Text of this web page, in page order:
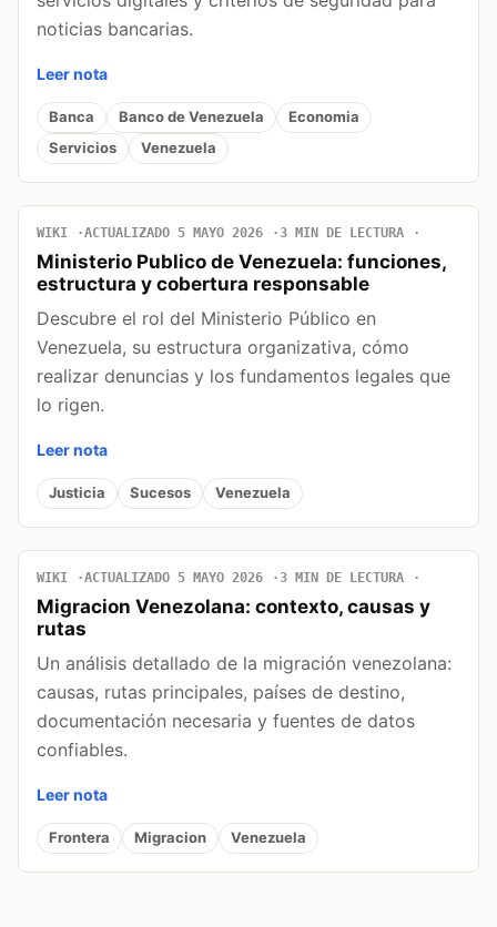
noticias bancarias.
Leer nota
Banca Banco de Venezuela
Economia
Servicios
Venezuela
WIKI ACTUALIZADO 5 MAYO 2026 3 MIN DE LECTURA
Ministerio Publico de Venezuela: funciones,
estructura y cobertura responsable
Descubre el rol del Ministerio Público en
Venezuela, su estructura organizativa, cómo
realizar denuncias y los fundamentos legales que
lo rigen.
Leer nota
Justicia Sucesos Venezuela
WIKI ACTUALIZADO 5 MAYO 2026 3 MIN DE LECTURA
Migracion Venezolana: contexto, causas y
rutas
Un análisis detallado de la migración venezolana:
causas, rutas principales, países de destino,
documentación necesaria y fuentes de datos
confiables.
Leer nota
Frontera Migracion Venezuela